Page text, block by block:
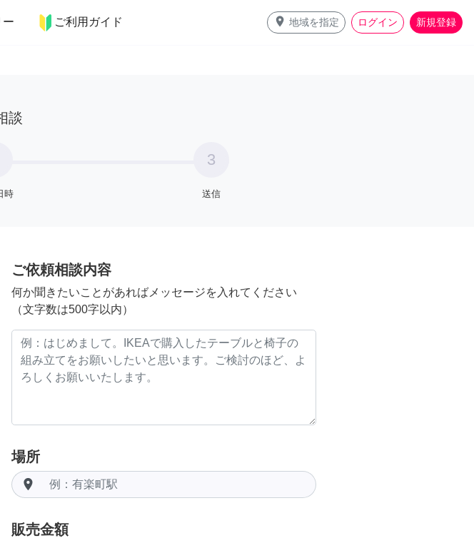
ー ご利用ガイド place 地域を指定 ログイン 新規登録
ペット 料理
談
時
3
送信
ご依頼相談内容
何か聞きたいことがあればメッセージを入れてください
（文字数は500字以内）
場所
room
販売金額